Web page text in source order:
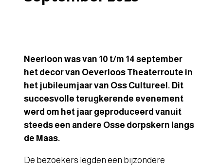
Neerloon was van 10 t/m 14 september
het decor van Oeverloos Theaterroute in
het jubileumjaar van Oss Cultureel. Dit
succesvolle terugkerende evenement
werd om het jaar geproduceerd vanuit
steeds een andere Osse dorpskern langs
de Maas.
De bezoekers legden een bijzondere